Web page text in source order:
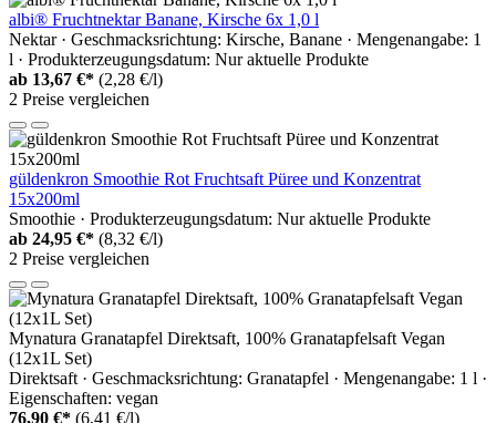
albi® Fruchtnektar Banane, Kirsche 6x 1,0 l
Nektar · Geschmacksrichtung: Kirsche, Banane · Mengenangabe: 1
l · Produkterzeugungsdatum: Nur aktuelle Produkte
ab 13,67 €* (2,28 €/l)
2 Preise vergleichen
güldenkron Smoothie Rot Fruchtsaft Püree und Konzentrat
15x200ml
Smoothie · Produkterzeugungsdatum: Nur aktuelle Produkte
ab 24,95 €* (8,32 €/l)
2 Preise vergleichen
Mynatura Granatapfel Direktsaft, 100% Granatapfelsaft Vegan
(12x1L Set)
Direktsaft · Geschmacksrichtung: Granatapfel · Mengenangabe: 1 l ·
Eigenschaften: vegan
76,90 €* (6,41 €/l)